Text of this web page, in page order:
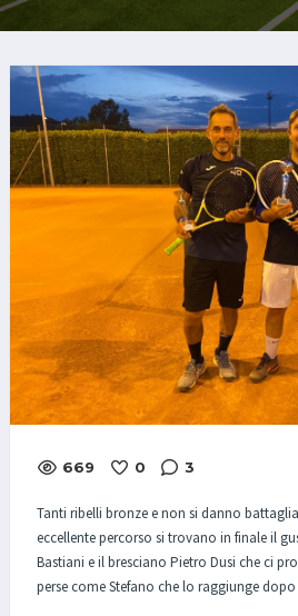
669 0 3
Tanti ribelli bronze e non si danno
eccellente percorso si trovano in finale il
Bastiani e il bresciano Pietro Dusi che ci
perse come Stefano che lo raggiunge dopo